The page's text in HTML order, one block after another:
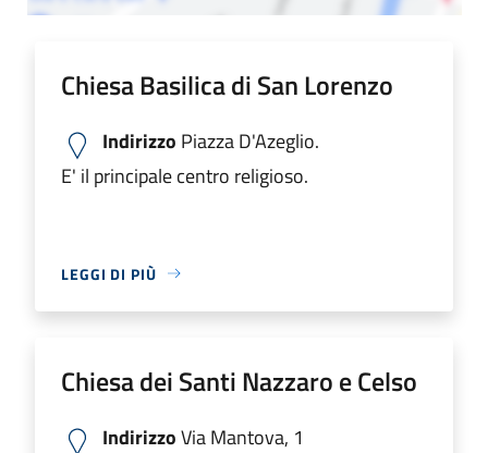
Chiesa Basilica di San Lorenzo
Indirizzo Piazza D'Azeglio.
E' il principale centro religioso.
LEGGI DI PIÙ
Chiesa dei Santi Nazzaro e Celso
IndirizzoVia Mantova, 1